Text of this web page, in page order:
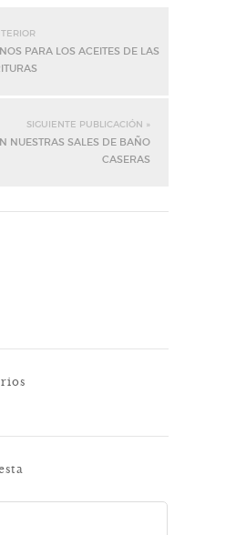
PARA LOS ACEITES DE LAS
SIGUIENTE PUBLICACIÓN »
NUESTRAS SALES DE BAÑO
CASERAS